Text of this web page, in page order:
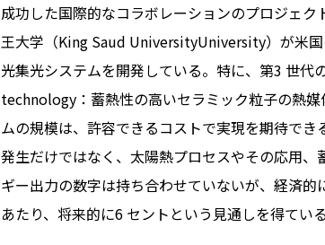
成功した国際的なコラボレーションのプロジェ
王大学（King Saud UniversityUniversity）が米
光集光システムを開発している。特に、第3 世
technology：蓄熱性の高いセラミック粒子の熱
ムの規模は、許容できるコストで実現を期待で
発生だけではなく、太陽熱プロセスやその応用
ギー出力の数字は持ち合わせていないが、経済
あたり、将来的に6 セントという見通しを得てい